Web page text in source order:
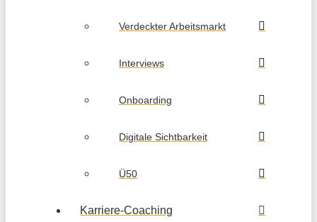
Verdeckter Arbeitsmarkt
Interviews
Onboarding
Digitale Sichtbarkeit
Ü50
Karriere-Coaching